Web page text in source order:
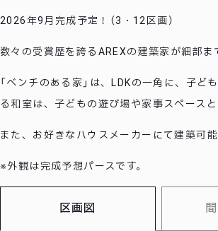
2026年9月完成予定！（3・12区画）
数々の受賞歴を誇るAREXの建築家が細部ま
「ベンチのある家」は、LDKの一角に、子
る和室は、子どもの遊び場や家事スペース
また、お好きなハウスメーカーにて建築可
※外観は完成予想パースです。
区画図